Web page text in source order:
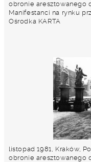
obronie aresztowanego
Manifestanci na rynku
Ośrodka KARTA
listopad 1981, Kraków,
obronie aresztowanego